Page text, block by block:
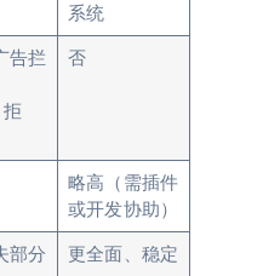
系统
告拦
否
略高（需插件
或开发协助）
部分
更全面、稳定